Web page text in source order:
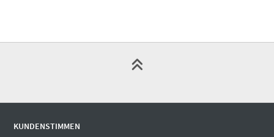
KUNDENSTIMMEN